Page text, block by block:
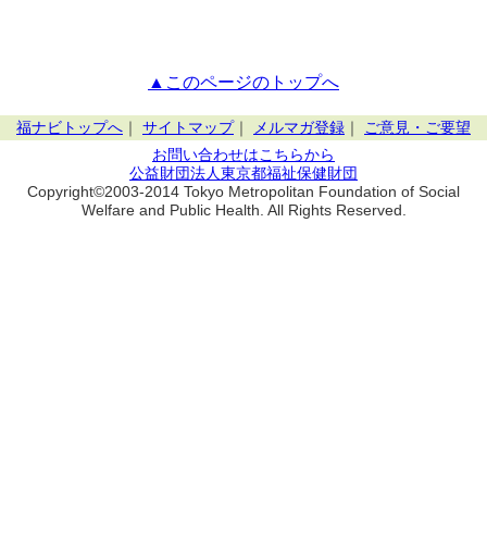
▲このページのトップへ
福ナビトップへ サイトマップ｜ メルマガ登録
ご意見・ご要望
お問い合わせはこちらから
公益財団法人東京都福祉保健財団
Copyright©2003-2014 Tokyo Metropolitan Foundation of Social
Welfare and Public Health. All Rights Reserved.